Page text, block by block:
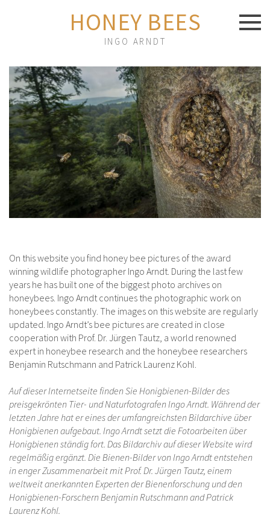
HONEY BEES
INGO ARNDT
THE PROJECT / DAS PROJECT
LIVING TOGETHER IN SECRECY / ZUSAMMENLEBEN IM
VERBORGENEN
ROOMMATES IN THE BEEHIVE / MITBEWOHNER IM
BIENENSTOCK
DEFENSE AT ANY PRICE / VERTEIDIGUNG UM JEDEN
PREIS
THE FOREST HABITAT / LEBENSRAUM WALD
MIT ALLEN SINNEN
MOVING INTO A WOODPECKER NEST / EINZUG IN EINE
SPECHTHOEHLE
TRADITIONAL FOREST BEEKEEPING / TRADITIONELLE
WALDIMKEREI
VARIOUS / VERSCHIEDENES
CONTACT
On this website you find honey bee pictures of the award
winning wildlife photographer Ingo Arndt. During the last few
years he has built one of the biggest photo archives on
honeybees. Ingo Arndt continues the photographic work on
honeybees constantly. The images on this website are regularly
updated. Ingo Arndt’s bee pictures are created in close
cooperation with Prof. Dr. Jürgen Tautz, a world renowned
expert in honeybee research and the honeybee researchers
Benjamin Rutschmann and Patrick Laurenz Kohl.
Auf dieser Internetseite finden Sie Honigbienen-Bilder des
preisgekrönten Tier- und Naturfotografen Ingo Arndt. Während der
letzten Jahre hat er eines der umfangreichsten Bildarchive über
Honigbienen aufgebaut. Ingo Arndt setzt die Fotoarbeiten über
Honigbienen ständig fort. Das Bildarchiv auf dieser Website wird
regelmäßig ergänzt. Die Bienen-Bilder von Ingo Arndt entstehen
in enger Zusammenarbeit mit Prof. Dr. Jürgen Tautz, einem
weltweit anerkannten Experten der Bienenforschung und den
Honigbienen-Forschern Benjamin Rutschmann and Patrick
Laurenz Kohl.